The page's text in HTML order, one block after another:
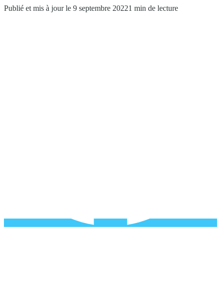
Publié et mis à jour le 9 septembre 20221 min de lecture